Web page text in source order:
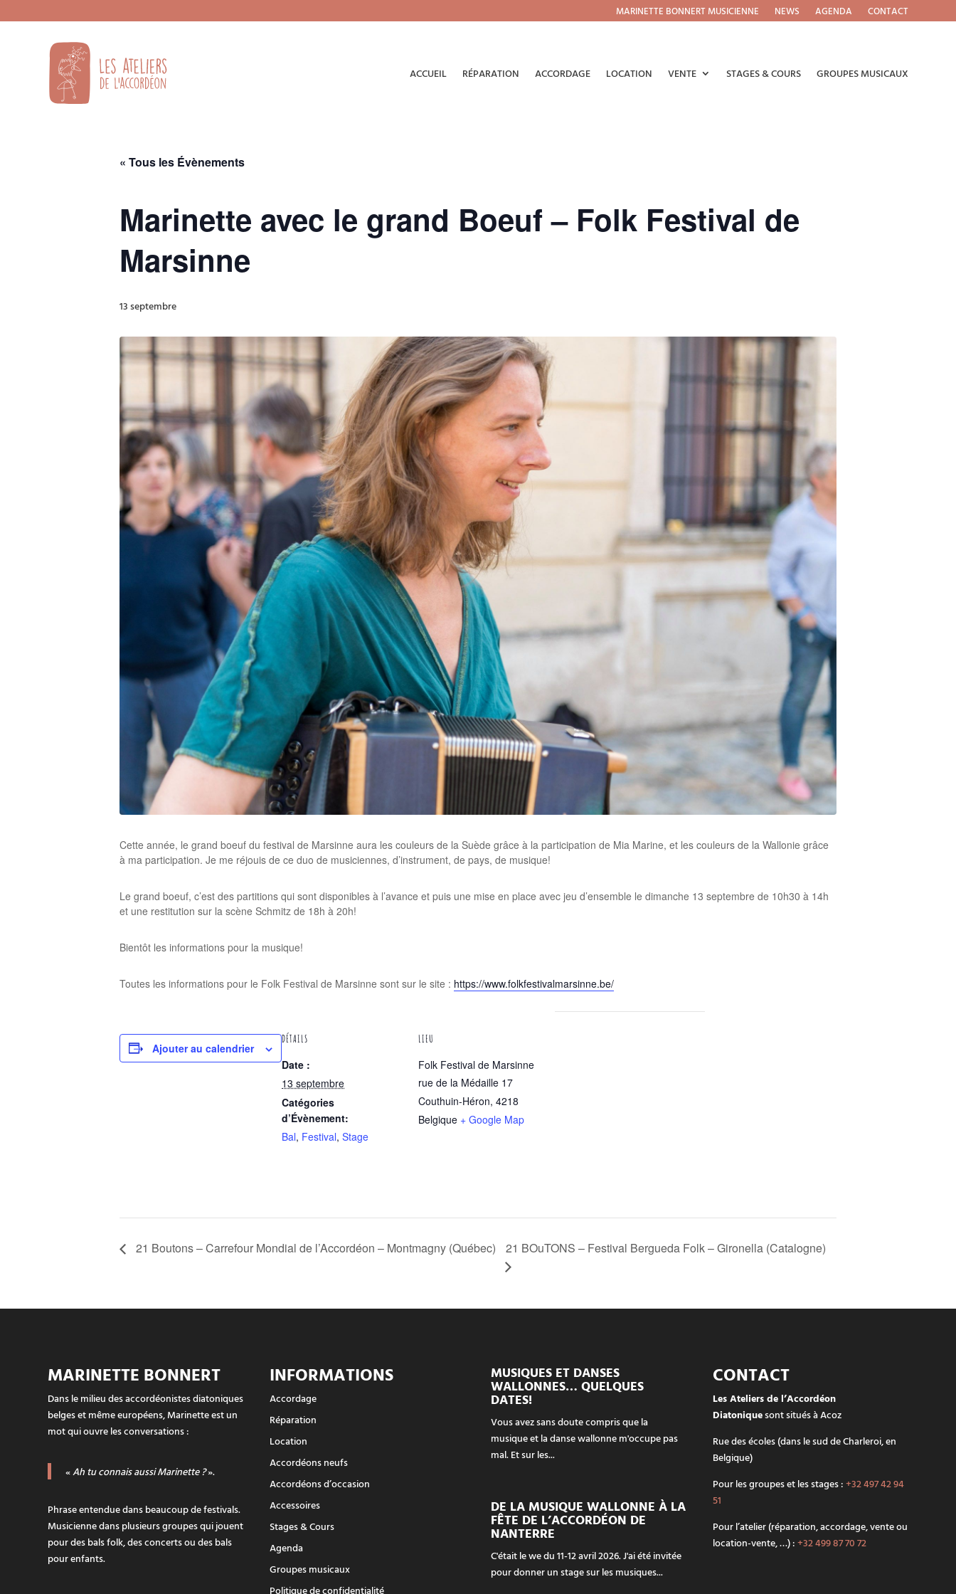
MARINETTE BONNERT MUSICIENNE NEWS AGENDA CONTACT
ACCUEIL RÉPARATION ACCORDAGE LOCATION VENTE STAGES & COURS GROUPES MUSICAUX
« Tous les Évènements
Marinette avec le grand Boeuf – Folk Festival de
Marsinne
13 septembre
Cette année, le grand boeuf du festival de Marsinne aura les couleurs de la Suède grâce à la participation de Mia Marine, et les couleurs de la Wallonie grâce
à ma participation. Je me réjouis de ce duo de musiciennes, d’instrument, de pays, de musique!
Le grand boeuf, c’est des partitions qui sont disponibles à l’avance et puis une mise en place avec jeu d’ensemble le dimanche 13 septembre de 10h30 à 14h
et une restitution sur la scène Schmitz de 18h à 20h!
Bientôt les informations pour la musique!
Toutes les informations pour le Folk Festival de Marsinne sont sur le site : https://www.folkfestivalmarsinne.be/
Ajouter au calendrier
DÉTAILS
Date :
13 septembre
Catégories
d’Évènement:
Bal, Festival, Stage
LIEU
Folk Festival de Marsinne
rue de la Médaille 17
Couthuin-Héron, 4218
Belgique + Google Map
21 Boutons – Carrefour Mondial de l’Accordéon – Montmagny (Québec) 21 BOuTONS – Festival Bergueda Folk – Gironella (Catalogne)
MARINETTE BONNERT
Dans le milieu des accordéonistes diatoniques
belges et même européens, Marinette est un
mot qui ouvre les conversations :
«Ah tu connais aussi Marinette ?».
Phrase entendue dans beaucoup de festivals.
Musicienne dans plusieurs groupes qui jouent
pour des bals folk, des concerts ou des bals
pour enfants.
INFORMATIONS
Accordage
Réparation
Location
Accordéons neufs
Accordéons d’occasion
Accessoires
Stages & Cours
Agenda
Groupes musicaux
Politique de confidentialité
MUSIQUES ET DANSES
WALLONNES… QUELQUES
DATES!
Vous avez sans doute compris que la
musique et la danse wallonne m'occupe pas
mal. Et sur les...
DE LA MUSIQUE WALLONNE À LA
FÊTE DE L’ACCORDÉON DE
NANTERRE
C'était le we du 11-12 avril 2026. J'ai été invitée
pour donner un stage sur les musiques...
CONTACT
Les Ateliers de l’Accordéon
Diatoniquesont situés à Acoz
Rue des écoles (dans le sud de Charleroi, en
Belgique)
Pour les groupes et les stages :+32 497 42 94
51
Pour l’atelier (réparation, accordage, vente ou
location-vente, …) :+32 499 87 70 72